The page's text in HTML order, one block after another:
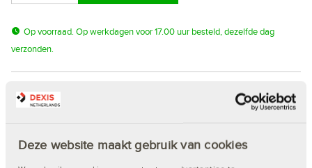
Deze website maakt gebruik van cookies
Op voorraad. Op werkdagen voor 17.00 uur besteld, dezelfde dag
verzonden.
Word klant van Dexis of log direct in!
Snel en eenvoudig bestellen
Inzicht in de actuele voorraad